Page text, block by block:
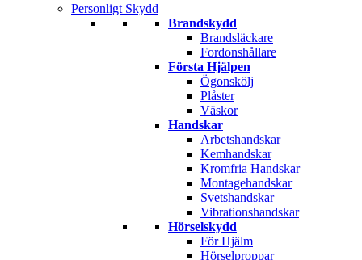
Personligt Skydd
Brandskydd
Brandsläckare
Fordonshållare
Första Hjälpen
Ögonskölj
Plåster
Väskor
Handskar
Arbetshandskar
Kemhandskar
Kromfria Handskar
Montagehandskar
Svetshandskar
Vibrationshandskar
Hörselskydd
För Hjälm
Hörselproppar